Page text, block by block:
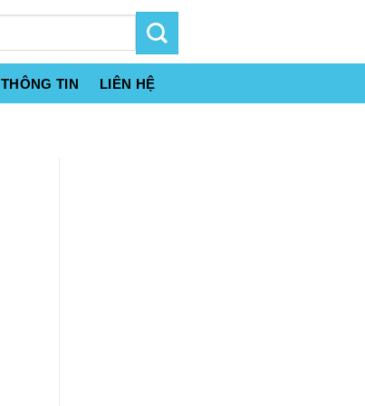
THÔNG TIN LIÊN HỆ